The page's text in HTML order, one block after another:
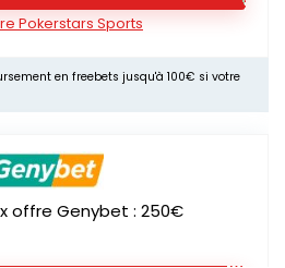
Pokerstars Sports
en freebets jusqu'à 100€ si votre
offre Genybet : 250€